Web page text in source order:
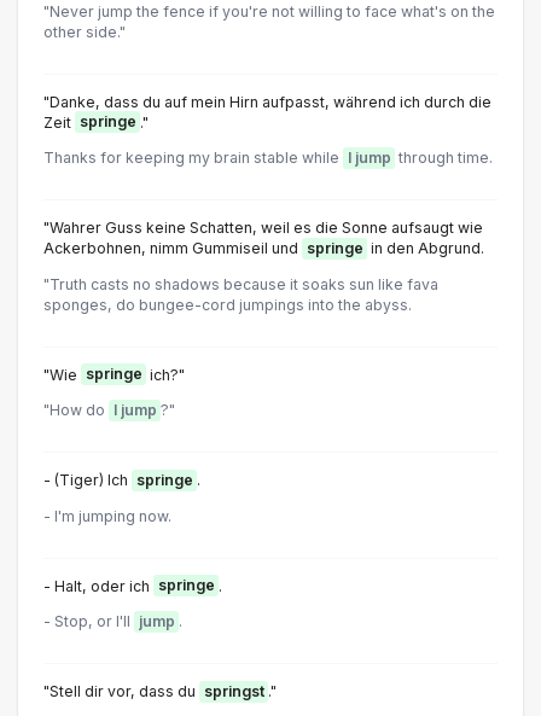
"Never jump the fence if you're not willing to face what's on the
other side."
"Danke, dass du auf mein Hirn aufpasst, während ich durch die
Zeit springe ."
Thanks for keeping my brain stable while I jump through time.
"Wahrer Guss keine Schatten, weil es die Sonne aufsaugt wie
Ackerbohnen, nimm Gummiseil und springe in den Abgrund.
"Truth casts no shadows because it soaks sun like fava
sponges, do bungee-cord jumpings into the abyss.
"Wie springe ich?"
"How do I jump ?"
- (Tiger) Ich springe .
- I'm jumping now.
- Halt, oder ich springe .
- Stop, or I'll jump .
"Stell dir vor, dass du springst ."